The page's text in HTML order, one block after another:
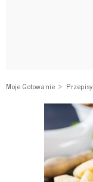
Moje Gotowanie Przepisy